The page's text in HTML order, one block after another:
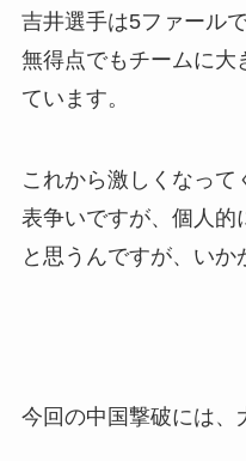
吉井選手は5ファール
無得点でもチームに大
ています。
これから激しくなっ
表争いですが、個人的
と思うんですが、いか
今回の中国撃破には、